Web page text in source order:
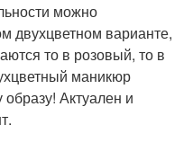
можно
двухцветном варианте,
то в розовый, то в
маникюр
Актуален и